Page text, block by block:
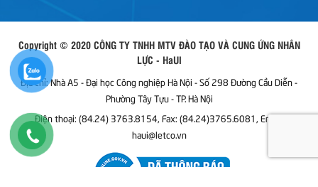
Copyright © 2020 CÔNG TY TNHH MTV ĐÀO TẠO VÀ CUNG ỨNG NHÂN
LỰC - HaUI
Địa chỉ: Nhà A5 - Đại học Công nghiệp Hà Nội - Số 298 Đường Cầu Diễn -
Phường Tây Tựu - TP. Hà Nội
Điện thoại: (84.24) 3763.8154, Fax: (84.24)3765.6081, Email:
haui@letco.vn